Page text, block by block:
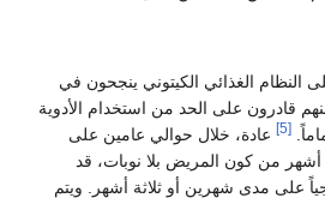
على النظام الغذائي الكيتوني ينجحون في
قادرون على الحد من استخدام الأدوية
[5]
عادة، خلال حوالي عامين على
أشهر من كون المريض بلا نوبات، قد
على مدى شهرين أو ثلاثة أشهر. ويتم